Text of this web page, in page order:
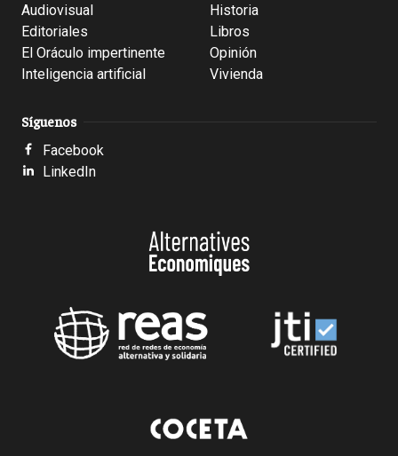
Audiovisual
Editoriales
El Oráculo impertinente
Inteligencia artificial
Historia
Libros
Opinión
Vivienda
Síguenos
Facebook
LinkedIn